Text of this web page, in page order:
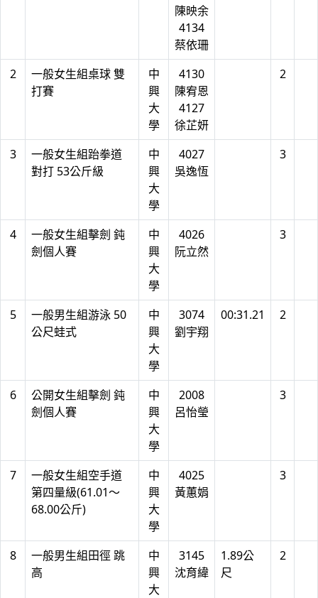
陳映余
4134
蔡依珊
2
一般女生組桌球 雙
打賽
中
興
大
學
4130
陳宥恩
4127
徐芷妍
2
3
一般女生組跆拳道
對打 53公斤級
中
興
大
學
4027
吳逸恆
3
4
一般女生組擊劍 鈍
劍個人賽
中
興
大
學
4026
阮立然
3
5
一般男生組游泳 50
公尺蛙式
中
興
大
學
3074
劉宇翔
00:31.21 2
6
公開女生組擊劍 鈍
劍個人賽
中
興
大
學
2008
呂怡瑩
3
7
一般女生組空手道
第四量級(61.01～
68.00公斤)
中
興
大
學
4025
黃蕙娟
3
8
一般男生組田徑 跳
高
中
興
大
3145
沈育緯
1.89公
尺
2